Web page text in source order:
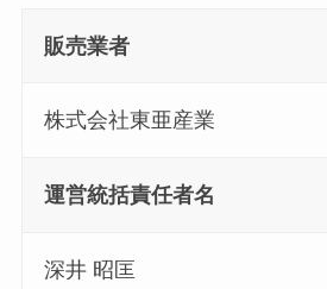
販売業者
株式会社東亜産業
運営統括責任者名
深井 昭匡